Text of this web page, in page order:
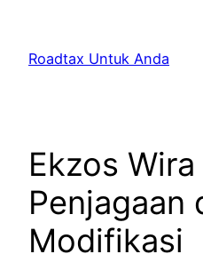
content
Roadtax Untuk Anda
Ekzos
Penjagaan
Modifikasi